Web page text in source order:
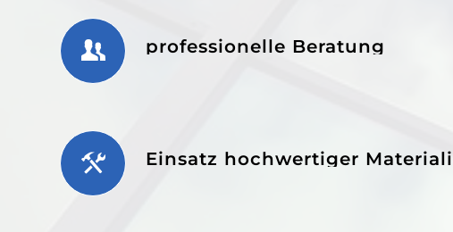
professionelle Beratung
Einsatz hochwertiger